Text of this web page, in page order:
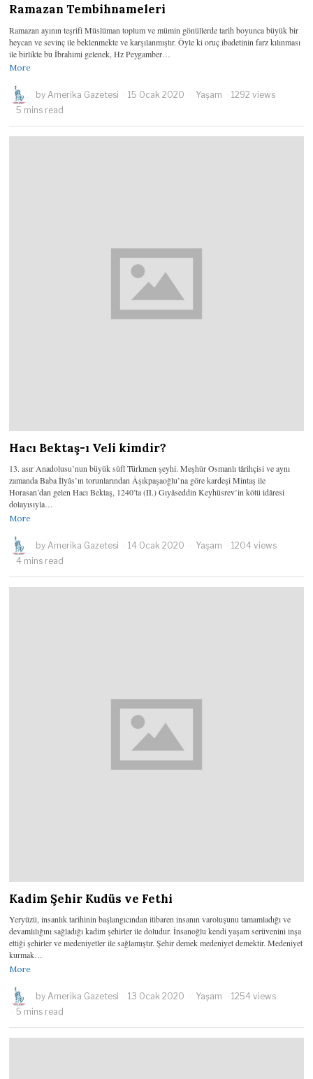
Ramazan Tembihnameleri
Ramazan ayının teşrifi Müslüman toplum ve mümin gönüllerde tarih boyunca büyük bir
heycan ve sevinç ile beklenmekte ve karşılanmıştır. Öyle ki oruç ibadetinin farz kılınması
ile birlikte bu İbrahimi gelenek, Hz Peygamber…
More
by Amerika Gazetesi 15 Ocak 2020 Yaşam
1292 views
5 mins read
Hacı Bektaş-ı Veli kimdir?
13. asır Anadolusu’nun büyük sûfî Türkmen şeyhi. Meşhûr Osmanlı târihçisi ve aynı
zamanda Baba İlyâs’ın torunlarından Âşıkpaşaoğlu’na göre kardeşi Mintaş ile
Horasan’dan gelen Hacı Bektaş, 1240’ta (II.) Gıyâseddin Keyhüsrev’in kötü idâresi
dolayısıyla…
More
by Amerika Gazetesi 14 Ocak 2020 Yaşam
1204 views
4 mins read
Kadim Şehir Kudüs ve Fethi
Yeryüzü, insanlık tarihinin başlangıcından itibaren insanın varoluşunu tamamladığı ve
devamlılığını sağladığı kadim şehirler ile doludur. İnsanoğlu kendi yaşam serüvenini inşa
ettiği şehirler ve medeniyetler ile sağlamıştır. Şehir demek medeniyet demektir. Medeniyet
kurmak…
More
by Amerika Gazetesi 13 Ocak 2020 Yaşam
1254 views
5 mins read